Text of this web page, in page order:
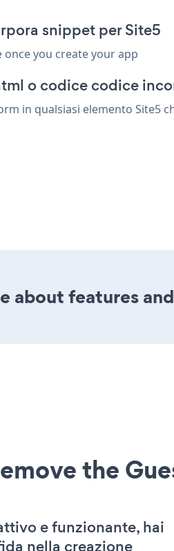
snippet per Site5
once you create your app
o codice codice
in qualsiasi elemento Site5
about features
the
e funzionante, hai
nella creazione